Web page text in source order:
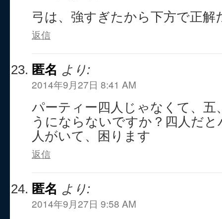
弓は、強すぎたから下方で正解
返信
匿名 より:
2014年9月27日 8:41 AM
パーティー四人じゃなくて、五
うにならないですか？四人だ
人がいて、困ります
返信
匿名 より:
2014年9月27日 9:58 AM